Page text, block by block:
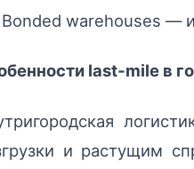
Bonded warehouses —
last‑mile в
и растущим